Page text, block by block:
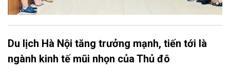
Du lịch Hà Nội tăng trưởng mạnh, tiến tới là
ngành kinh tế mũi nhọn của Thủ đô